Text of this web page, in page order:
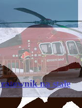
na stałe